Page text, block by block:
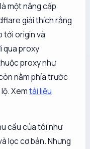
một nâng cấp
giải thích rằng
tới origin và
qua proxy
proxy như
nằm phía trước
lộ. Xemtài liệu
cầu của tôi như
lọc cơ bản. Nhưng